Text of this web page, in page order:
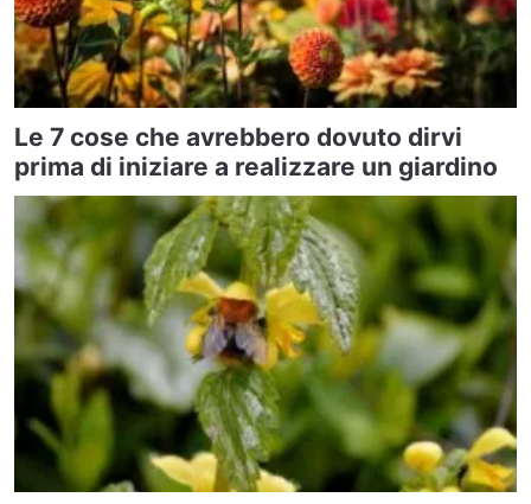
Le 7 cose che avrebbero dovuto dirvi
prima di iniziare a realizzare un giardino